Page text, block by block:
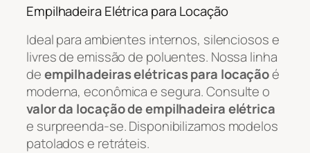
Empilhadeira Elétrica para Locação
Ideal para ambientes internos, silenciosos e
livres de emissão de poluentes. Nossa linha
deempilhadeiras elétricas para locaçãoé
moderna, econômica e segura. Consulte o
valor da locação de empilhadeira elétrica
e surpreenda-se. Disponibilizamos modelos
patolados e retráteis.